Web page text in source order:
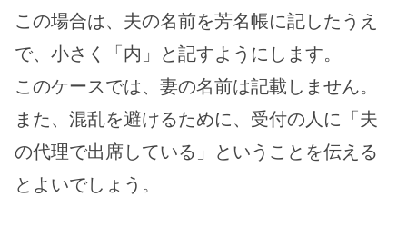
この場合は、夫の名前を芳名帳に記したうえ
で、小さく「内」と記すようにします。
このケースでは、妻の名前は記載しません。
また、混乱を避けるために、受付の人に「夫
の代理で出席している」ということを伝える
とよいでしょう。